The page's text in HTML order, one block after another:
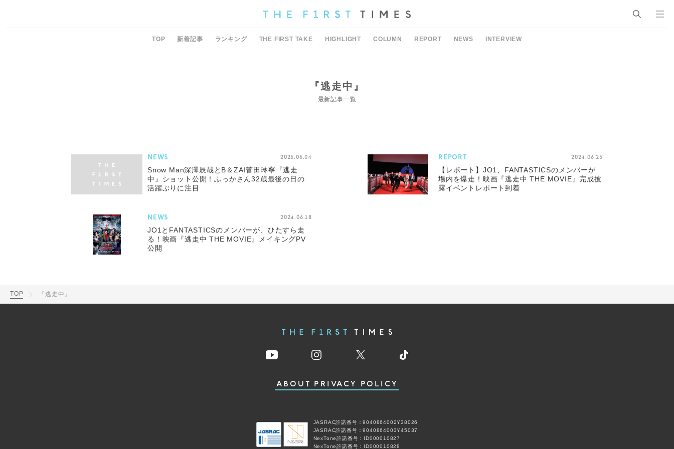
TOP 新着記事 ランキング THE FIRST TAKE HIGHLIGHT COLUMN REPORT NEWS INTERVIEW
『逃走中』
最新記事一覧
NEWS 2025.05.04
Snow Man深澤辰哉とB＆ZAI菅田琳寧『逃走
中』ショット公開！ふっかさん32歳最後の日の
活躍ぶりに注目
REPORT 2024.06.25
【レポート】JO1、FANTASTICSのメンバーが
場内を爆走！映画『逃走中 THE MOVIE』完成披
露イベントレポート到着
NEWS 2024.06.18
JO1とFANTASTICSのメンバーが、ひたすら走
る！映画『逃走中 THE MOVIE』メイキングPV
公開
TOP 『逃走中』
ABOUT PRIVACY POLICY
JASRAC許諾番号：9040864002Y38026
JASRAC許諾番号：9040864003Y45037
NexTone許諾番号：ID000010827
NexTone許諾番号：ID000010828